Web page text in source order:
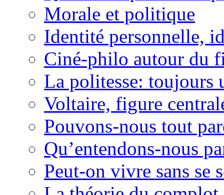
Morale et politique
Identité personnelle,
Ciné-philo autour du
La politesse: toujours
Voltaire, figure
Pouvons-nous tout
Qu’entendons-nous
Peut-on vivre sans se